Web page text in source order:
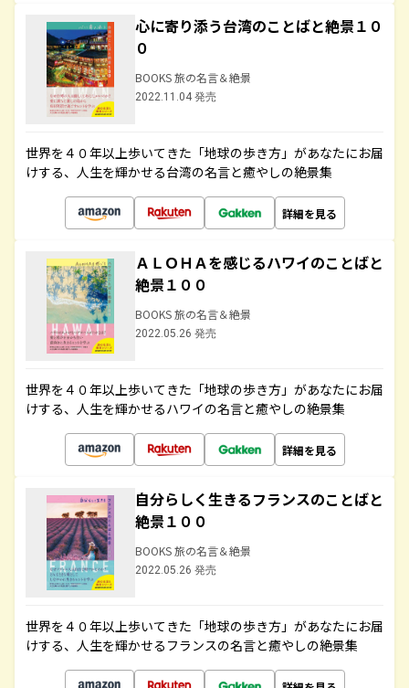
心に寄り添う台湾のことばと絶景１０
０
BOOKS 旅の名言＆絶景
2022.11.04 発売
世界を４０年以上歩いてきた「地球の歩き方」があなたにお届
けする、人生を輝かせる台湾の名言と癒やしの絶景集
詳細を見る
ＡＬＯＨＡを感じるハワイのことばと
絶景１００
BOOKS 旅の名言＆絶景
2022.05.26 発売
世界を４０年以上歩いてきた「地球の歩き方」があなたにお届
けする、人生を輝かせるハワイの名言と癒やしの絶景集
詳細を見る
自分らしく生きるフランスのことばと
絶景１００
BOOKS 旅の名言＆絶景
2022.05.26 発売
世界を４０年以上歩いてきた「地球の歩き方」があなたにお届
けする、人生を輝かせるフランスの名言と癒やしの絶景集